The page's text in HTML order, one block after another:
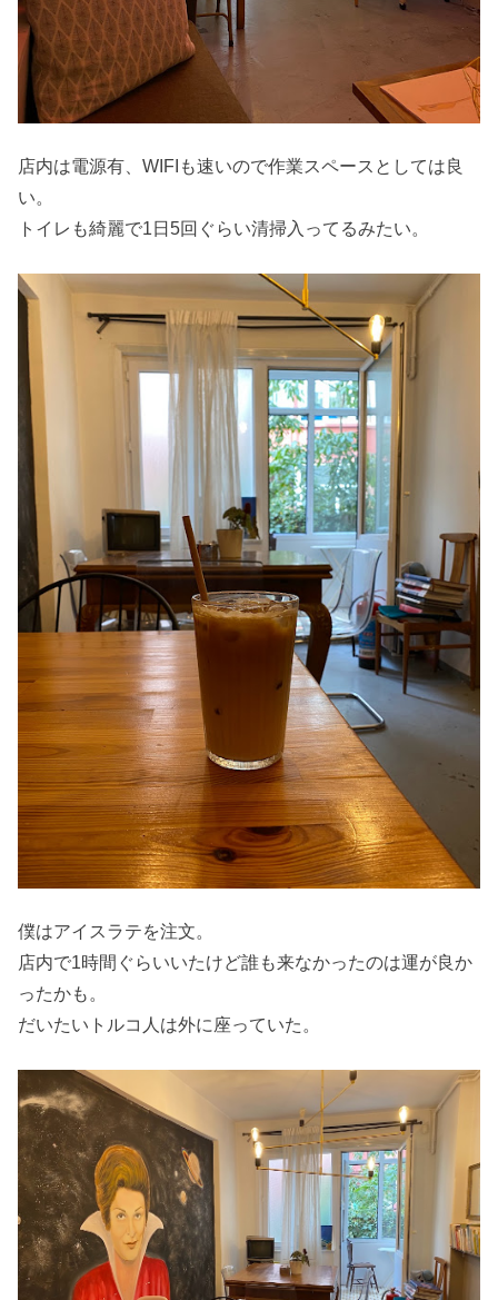
店内は電源有、WIFIも速いので作業スペースとしては良
い。
トイレも綺麗で1日5回ぐらい清掃入ってるみたい。
僕はアイスラテを注文。
店内で1時間ぐらいいたけど誰も来なかったのは運が良か
ったかも。
だいたいトルコ人は外に座っていた。